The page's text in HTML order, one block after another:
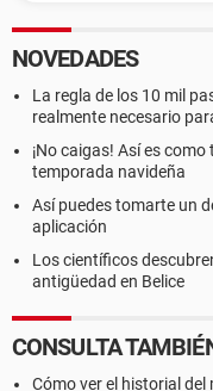
NOVEDADES
La regla de los 10 mil
realmente necesario
¡No caigas! Así es
temporada navideña
Así puedes tomarte un
aplicación
Los científicos
antigüedad en Belice
CONSULTA
Cómo ver el historial